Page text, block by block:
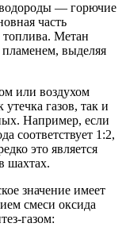
— горючие
часть
топлива. Метан
выделяя
или воздухом
газов, так и
Например, если
соответствует 1:2,
это является
шахтах.
значение имеет
смеси оксида
газом: